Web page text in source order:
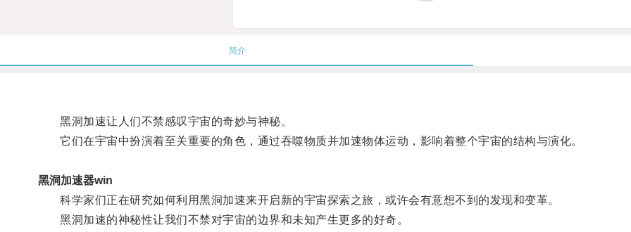
简介
黑洞加速让人们不禁感叹宇宙的奇妙与神秘。
它们在宇宙中扮演着至关重要的角色，通过吞噬物质并加速物体运动，影响着整个宇宙的结构与演化。
黑洞加速器win
科学家们正在研究如何利用黑洞加速来开启新的宇宙探索之旅，或许会有意想不到的发现和变革。
黑洞加速的神秘性让我们不禁对宇宙的边界和未知产生更多的好奇。